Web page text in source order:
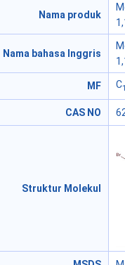
Nama produk
Nama bahasa Inggris
MF C
CAS NO
Struktur Molekul